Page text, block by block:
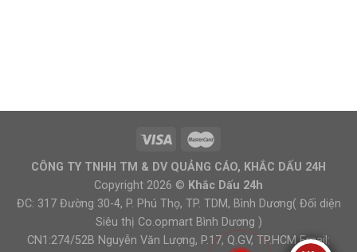
CÔNG TY TNHH TM & DV QUẢNG CÁO, KHẮC DẤU 24H
Copyright 2026 © Khắc Dấu 24h
ĐC: 317 Đường 30-4, P. Phú Thọ, TP. TDM, Bình Dương( Đối diện
Siêu thị Co.opmart Bình Dương )
CN1:274/52B Nguyễn Văn Lượng, P.17, Q.GV, TP.HCM Email: